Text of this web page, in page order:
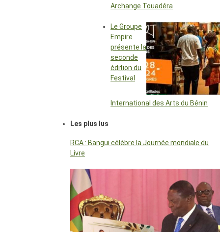
Archange Touadéra
Le Groupe
Empire
présente la
seconde
édition du
Festival
International des Arts du Bénin
Les plus lus
RCA : Bangui célèbre la Journée mondiale du
Livre